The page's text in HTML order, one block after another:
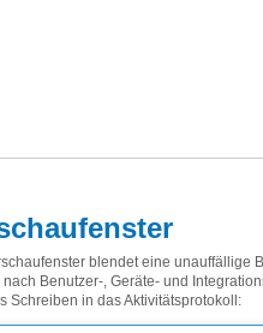
blendet eine unauffällige
nach Benutzer-, Geräte- und
Schreiben in das Aktivitätsprotokoll: